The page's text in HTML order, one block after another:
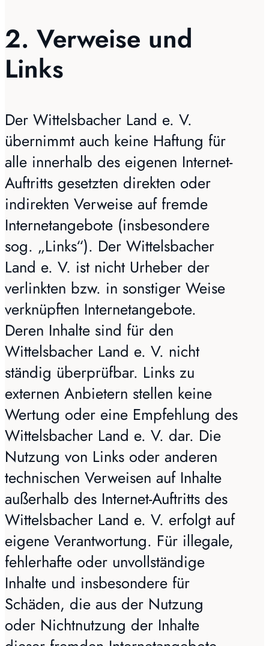
2. Verweise und
Links
Der Wittelsbacher Land e. V.
übernimmt auch keine Haftung für
alle innerhalb des eigenen Internet-
Auftritts gesetzten direkten oder
indirekten Verweise auf fremde
Internetangebote (insbesondere
sog. „Links“). Der Wittelsbacher
Land e. V. ist nicht Urheber der
verlinkten bzw. in sonstiger Weise
verknüpften Internetangebote.
Deren Inhalte sind für den
Wittelsbacher Land e. V. nicht
ständig überprüfbar. Links zu
externen Anbietern stellen keine
Wertung oder eine Empfehlung des
Wittelsbacher Land e. V. dar. Die
Nutzung von Links oder anderen
technischen Verweisen auf Inhalte
außerhalb des Internet-Auftritts des
Wittelsbacher Land e. V. erfolgt auf
eigene Verantwortung. Für illegale,
fehlerhafte oder unvollständige
Inhalte und insbesondere für
Schäden, die aus der Nutzung
oder Nichtnutzung der Inhalte